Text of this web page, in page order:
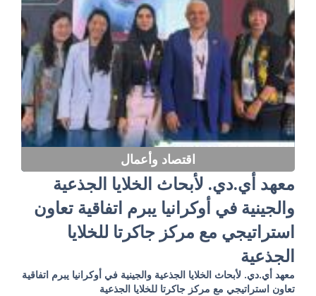
اقتصاد وأعمال
معهد أي.دي. لأبحاث الخلايا الجذعية
والجينية في أوكرانيا يبرم اتفاقية تعاون
استراتيجي مع مركز جاكرتا للخلايا
الجذعية
معهد أي.دي. لأبحاث الخلايا الجذعية والجينية في أوكرانيا يبرم اتفاقية
تعاون استراتيجي مع مركز جاكرتا للخلايا الجذعية